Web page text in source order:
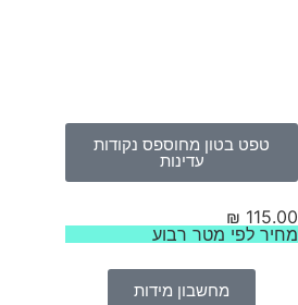
טפט בטון מחוספס נקודות
עדינות
₪
לפי מטר רבוע
מחשבון מידות